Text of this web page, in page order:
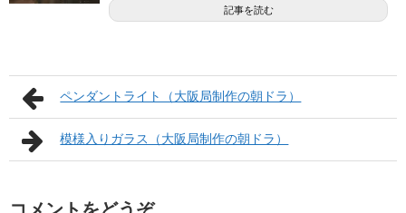
記事を読む
ペンダントライト（大阪局制作の朝ドラ）
模様入りガラス（大阪局制作の朝ドラ）